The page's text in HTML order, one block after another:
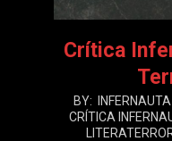
Crítica
2026-
06-
BY: INFERNAUTA
CRÍTICA